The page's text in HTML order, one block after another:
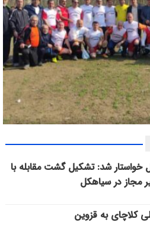
خواستار شد: تشکیل گشت مقابله با
مجاز در سیاهکل
کلاچای به قزوین